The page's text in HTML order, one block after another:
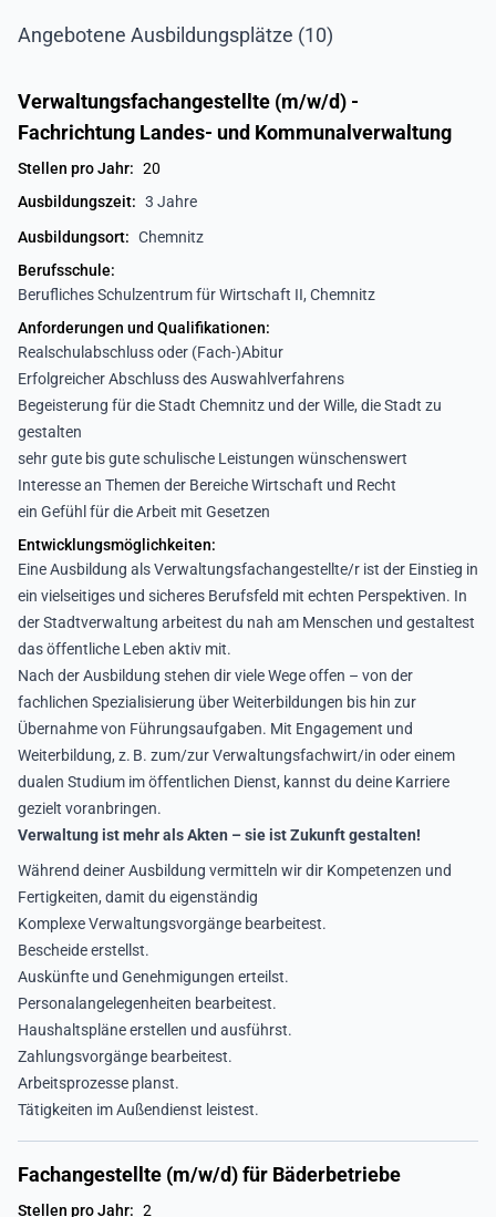
Angebotene Ausbildungsplätze (10)
Verwaltungsfachangestellte (m/w/d) -
Fachrichtung Landes- und Kommunalverwaltung
Stellen pro Jahr: 20
Ausbildungszeit: 3 Jahre
Ausbildungsort: Chemnitz
Berufsschule:
Berufliches Schulzentrum für Wirtschaft II, Chemnitz
Anforderungen und Qualifikationen:
Realschulabschluss oder (Fach-)Abitur
Erfolgreicher Abschluss des Auswahlverfahrens
Begeisterung für die Stadt Chemnitz und der Wille, die Stadt zu
gestalten
sehr gute bis gute schulische Leistungen wünschenswert
Interesse an Themen der Bereiche Wirtschaft und Recht
ein Gefühl für die Arbeit mit Gesetzen
Entwicklungsmöglichkeiten:
Eine Ausbildung als Verwaltungsfachangestellte/r ist der Einstieg in
ein vielseitiges und sicheres Berufsfeld mit echten Perspektiven. In
der Stadtverwaltung arbeitest du nah am Menschen und gestaltest
das öffentliche Leben aktiv mit.
Nach der Ausbildung stehen dir viele Wege offen – von der
fachlichen Spezialisierung über Weiterbildungen bis hin zur
Übernahme von Führungsaufgaben. Mit Engagement und
Weiterbildung, z. B. zum/zurVerwaltungsfachwirt/in oder einem
dualen Studium im öffentlichen Dienst, kannst du deine Karriere
gezielt voranbringen.
Verwaltung ist mehr als Akten – sie ist Zukunft gestalten!
Während deiner Ausbildung vermitteln wir dir Kompetenzen und
Fertigkeiten, damit du eigenständig
Komplexe Verwaltungsvorgänge bearbeitest.
Bescheide erstellst.
Auskünfte und Genehmigungen erteilst.
Personalangelegenheiten bearbeitest.
Haushaltspläne erstellen und ausführst.
Zahlungsvorgänge bearbeitest.
Arbeitsprozesse planst.
Tätigkeiten im Außendienst leistest.
Fachangestellte (m/w/d) für Bäderbetriebe
Stellen pro Jahr: 2